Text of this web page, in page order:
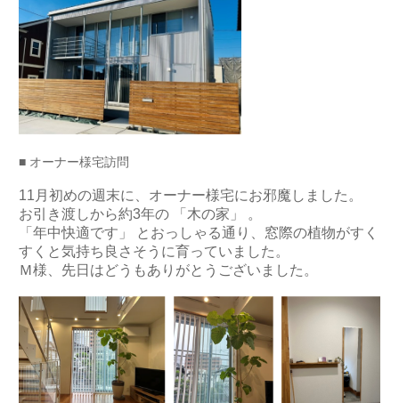
■ オーナー様宅訪問
11月初めの週末に、オーナー様宅にお邪魔しました。
お引き渡しから約3年の 「木の家」 。
「年中快適です」 とおっしゃる通り、窓際の植物がすく
すくと気持ち良さそうに育っていました。
Ｍ様、先日はどうもありがとうございました。